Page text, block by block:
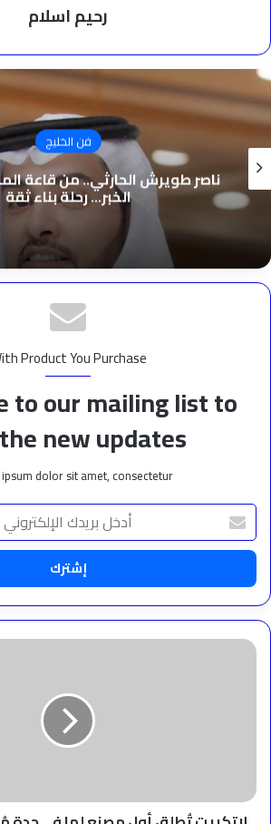
رحيم اسلام
فن الخليج
ناصر طويرش الحارثي.. من قاعة
الخبر… رحلة بناء ثقة
Product You Purchase
to our mailing list to
new updates!
dolor sit amet, consectetur.
أدخل
بريدك
الإلكتروني
لاتكريت
فصلًا
جديدًا